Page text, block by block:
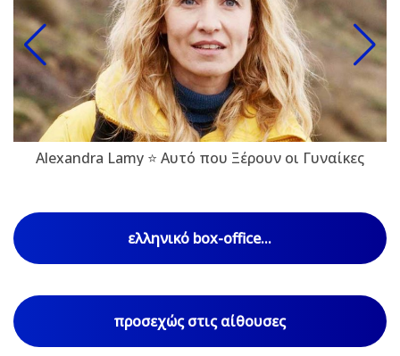
Alexandra Lamy ⭐ Αυτό που Ξέρουν οι Γυναίκες
ελληνικό box-office...
προσεχώς στις αίθουσες